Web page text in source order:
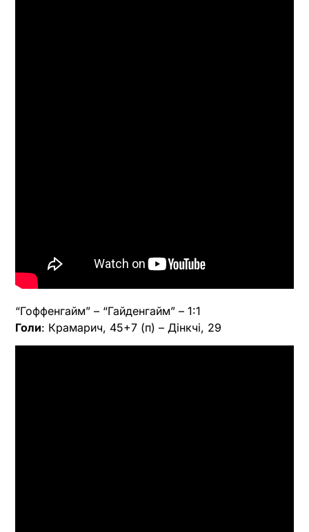
“Гоффенгайм” – “Гайденгайм” – 1:1
Голи: Крамарич, 45+7 (п) – Дінкчі, 29